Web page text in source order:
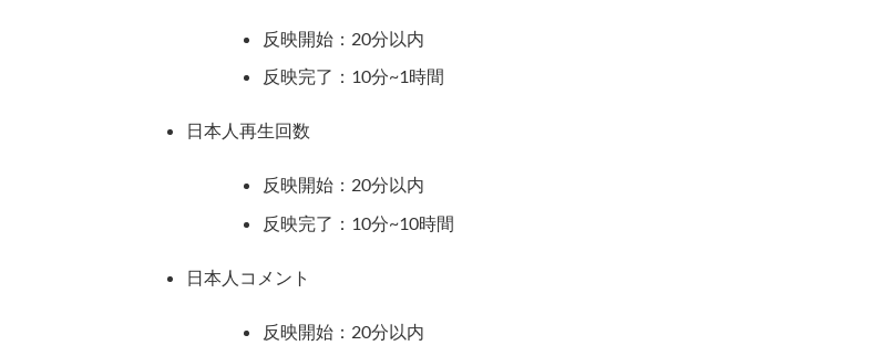
反映開始：20分以内
反映完了：10分~1時間
日本人再生回数
反映開始：20分以内
反映完了：10分~10時間
日本人コメント
反映開始：20分以内